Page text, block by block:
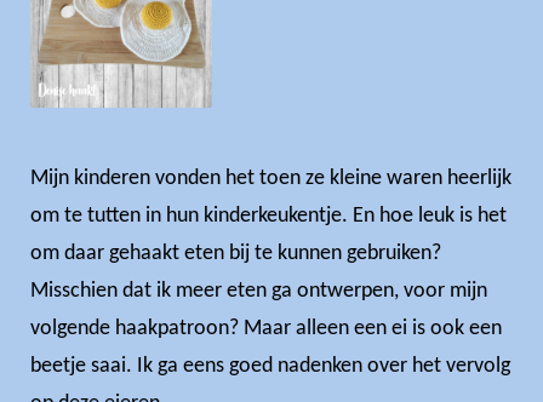
Mijn kinderen vonden het toen ze kleine waren heerlijk
om te tutten in hun kinderkeukentje. En hoe leuk is het
om daar gehaakt eten bij te kunnen gebruiken?
Misschien dat ik meer eten ga ontwerpen, voor mijn
volgende haakpatroon? Maar alleen een ei is ook een
beetje saai. Ik ga eens goed nadenken over het vervolg